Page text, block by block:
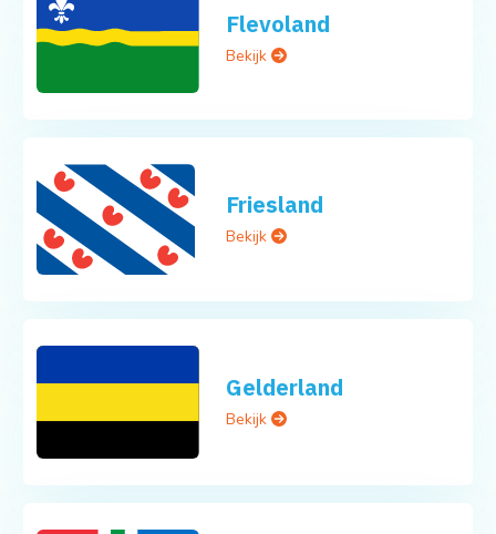
Flevoland
Bekijk
Friesland
Bekijk
Gelderland
Bekijk